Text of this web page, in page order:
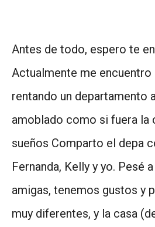
Antes de todo, espero te
Actualmente me
rentando un departamento
amoblado como si fuera la
sueños Comparto el depa
Fernanda, Kelly y yo. Pesé
amigas, tenemos gustos y
muy diferentes, y la casa